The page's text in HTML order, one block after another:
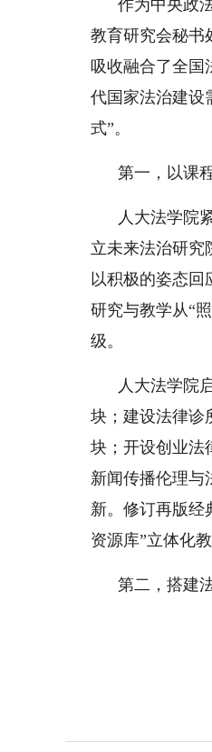
作为中央政
教育研究会秘书
吸收融合了全国
代国家法治建
式”。
第一，以课
人大法学院
立未来法治研究
以积极的姿态回
研究与教学从“
级。
人大法学院
块；建设法律诊
块；开设创业法
新闻传播伦理与
新。修订再版经
资源库”立体化教
第二，搭建